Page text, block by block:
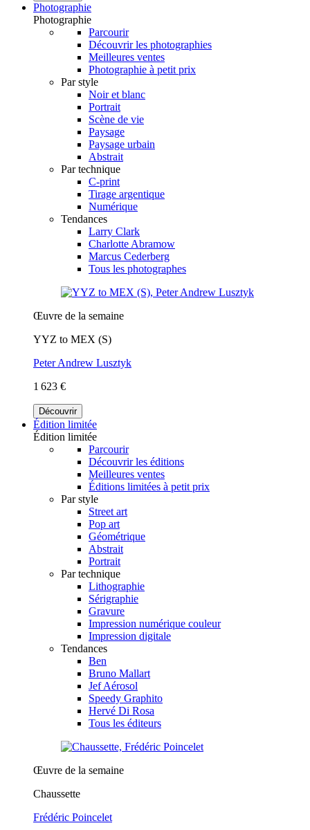
Photographie
Photographie
Parcourir
Découvrir les photographies
Meilleures ventes
Photographie à petit prix
Par style
Noir et blanc
Portrait
Scène de vie
Paysage
Paysage urbain
Abstrait
Par technique
C-print
Tirage argentique
Numérique
Tendances
Larry Clark
Charlotte Abramow
Marcus Cederberg
Tous les photographes
Œuvre de la semaine
YYZ to MEX (S)
Peter Andrew Lusztyk
1 623 €
Découvrir
Édition limitée
Édition limitée
Parcourir
Découvrir les éditions
Meilleures ventes
Éditions limitées à petit prix
Par style
Street art
Pop art
Géométrique
Abstrait
Portrait
Par technique
Lithographie
Sérigraphie
Gravure
Impression numérique couleur
Impression digitale
Tendances
Ben
Bruno Mallart
Jef Aérosol
Speedy Graphito
Hervé Di Rosa
Tous les éditeurs
Œuvre de la semaine
Chaussette
Frédéric Poincelet